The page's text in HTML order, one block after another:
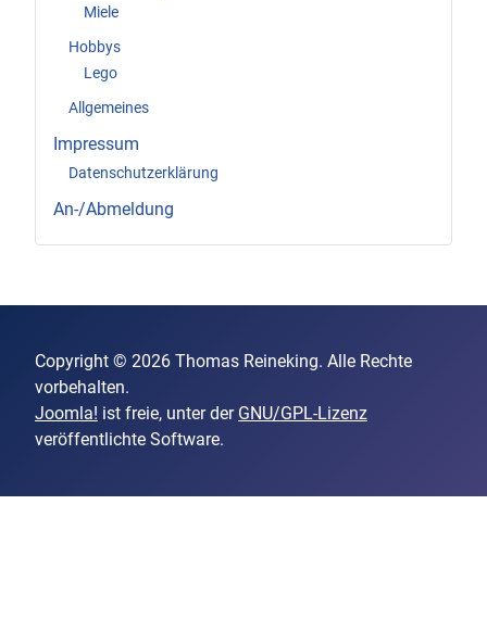
Miele
Hobbys
Lego
Allgemeines
Impressum
Datenschutzerklärung
An-/Abmeldung
Copyright © 2026 Thomas Reineking. Alle Rechte
vorbehalten.
Joomla! ist freie, unter der GNU/GPL-Lizenz
veröffentlichte Software.